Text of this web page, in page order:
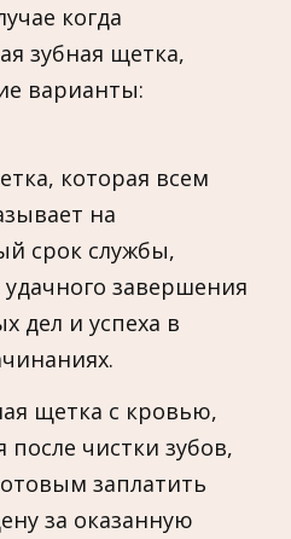
когда
зубная щетка,
варианты:
которая всем
на
срок службы,
удачного завершения
дел и успеха в
щетка с кровью,
после чистки зубов,
заплатить
за оказанную